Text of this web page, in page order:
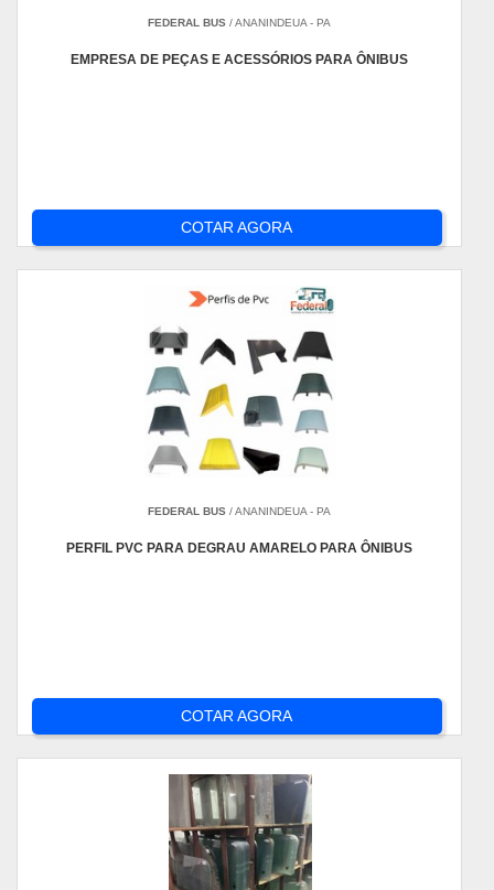
FEDERAL BUS / ANANINDEUA - PA
EMPRESA DE PEÇAS E ACESSÓRIOS PARA ÔNIBUS
COTAR AGORA
FEDERAL BUS / ANANINDEUA - PA
PERFIL PVC PARA DEGRAU AMARELO PARA ÔNIBUS
COTAR AGORA